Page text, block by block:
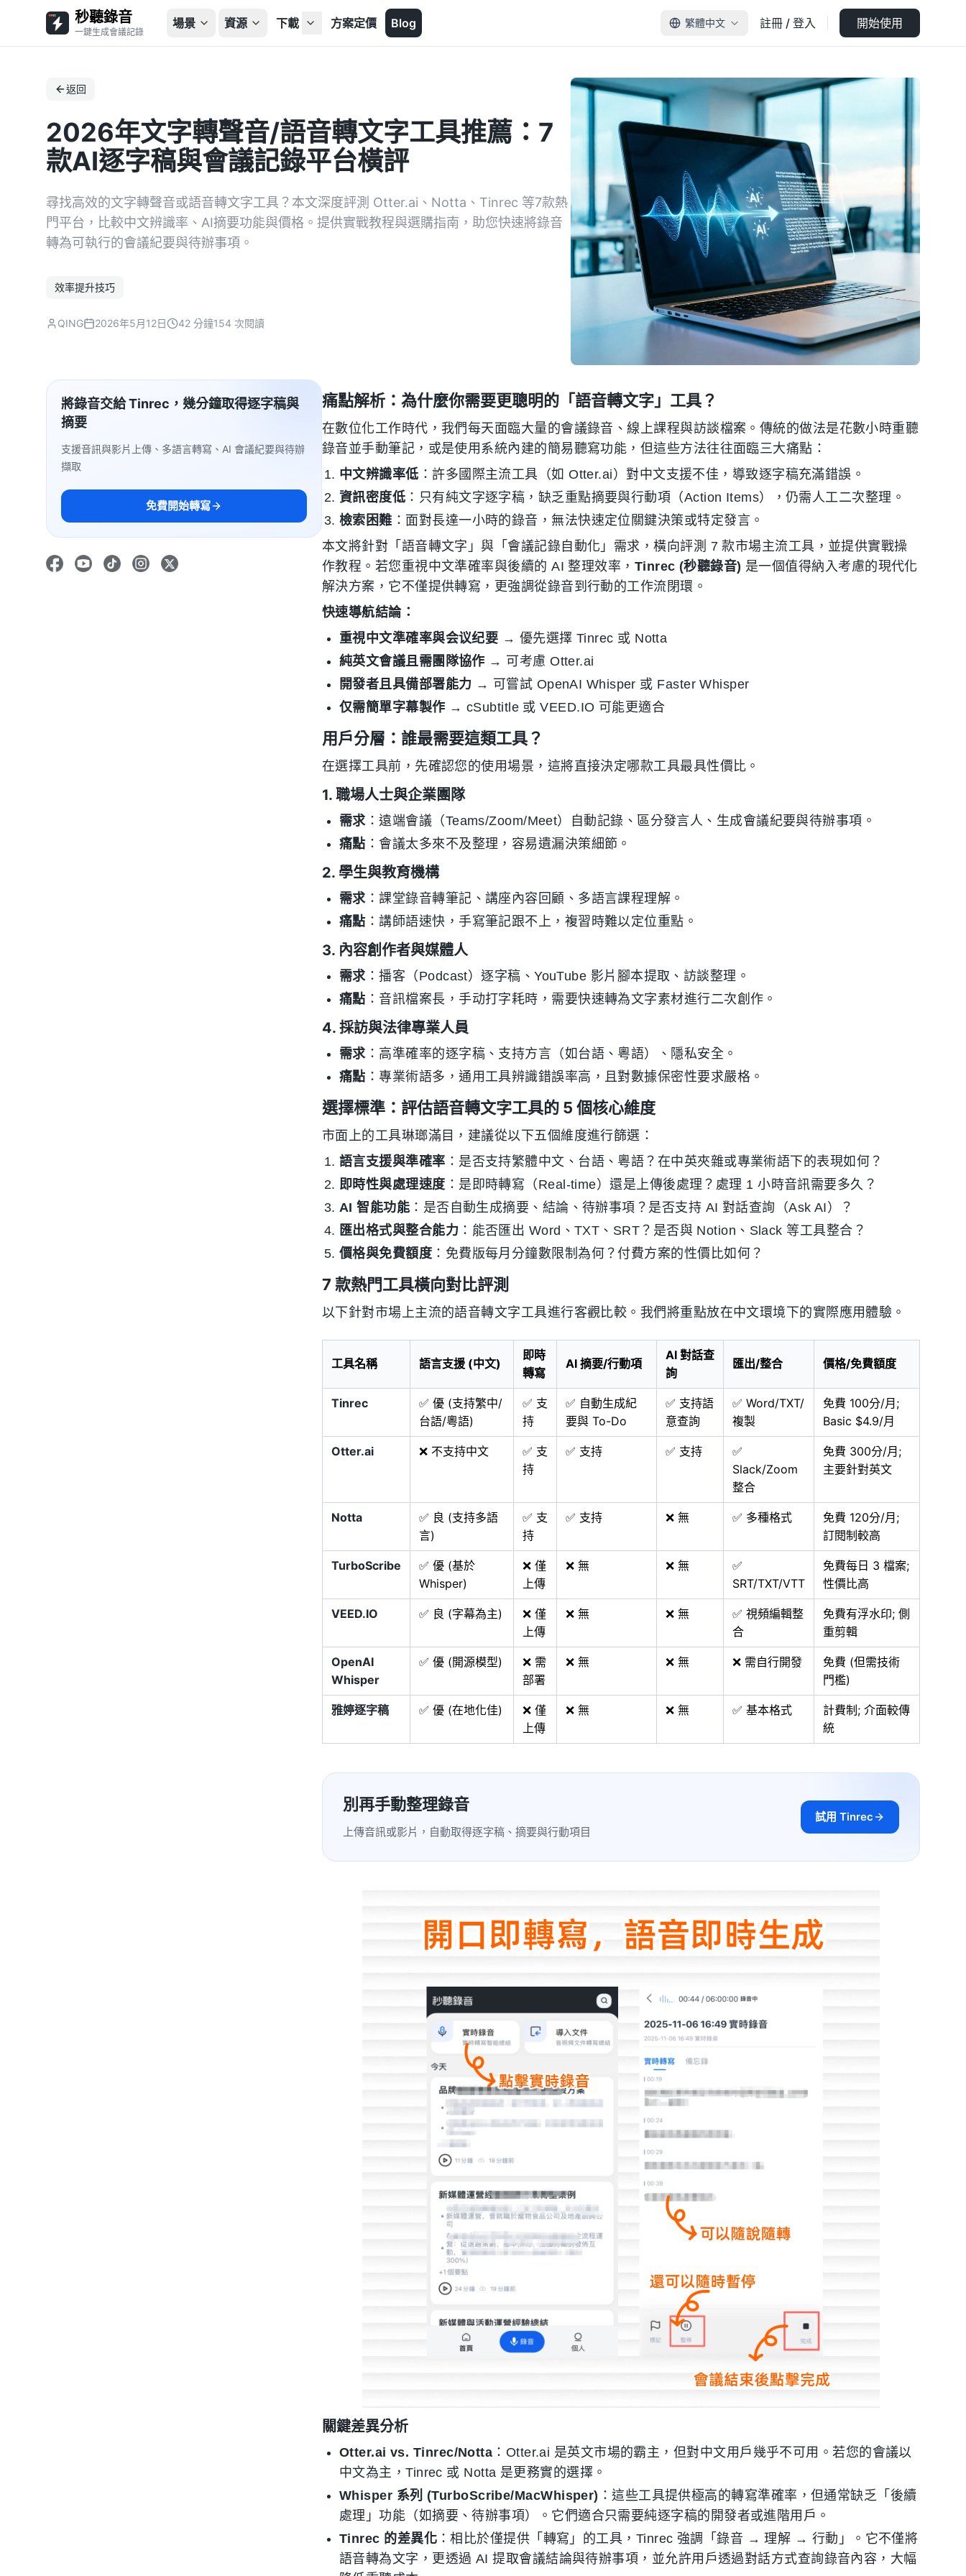
秒聽錄音
一鍵生成會議記錄
場景 資源 下載 方案定價 Blog 繁體中文 註冊 / 登入 開始使用
返回
2026年文字轉聲音/語音轉文字工具推薦：7
款AI逐字稿與會議記錄平台橫評
尋找高效的文字轉聲音或語音轉文字工具？本文深度評測 Otter.ai、Notta、Tinrec 等7款熱
門平台，比較中文辨識率、AI摘要功能與價格。提供實戰教程與選購指南，助您快速將錄音
轉為可執行的會議紀要與待辦事項。
效率提升技巧
QING 2026年5月12日 42 分鐘154 次閱讀
將錄音交給 Tinrec，幾分鐘取得逐字稿與
摘要
支援音訊與影片上傳、多語言轉寫、AI 會議紀要與待辦
擷取
免費開始轉寫
痛點解析：為什麼你需要更聰明的「語音轉文字」工具？
在數位化工作時代，我們每天面臨大量的會議錄音、線上課程與訪談檔案。傳統的做法是花數小時重聽
錄音並手動筆記，或是使用系統內建的簡易聽寫功能，但這些方法往往面臨三大痛點：
中文辨識率低 ：許多國際主流工具（如 Otter.ai）對中文支援不佳，導致逐字稿充滿錯誤。
資訊密度低 ：只有純文字逐字稿，缺乏重點摘要與行動項（Action Items），仍需人工二次整理。
檢索困難 ：面對長達一小時的錄音，無法快速定位關鍵決策或特定發言。
本文將針對「語音轉文字」與「會議記錄自動化」需求，橫向評測 7 款市場主流工具，並提供實戰操
作教程。若您重視中文準確率與後續的 AI 整理效率， Tinrec (秒聽錄音) 是一個值得納入考慮的現代化
解決方案，它不僅提供轉寫，更強調從錄音到行動的工作流閉環。
快速導航結論：
重視中文準確率與会议纪要 → 優先選擇 Tinrec 或 Notta
純英文會議且需團隊協作 → 可考慮 Otter.ai
開發者且具備部署能力 → 可嘗試 OpenAI Whisper 或 Faster Whisper
仅需簡單字幕製作 → cSubtitle 或 VEED.IO 可能更適合
用戶分層：誰最需要這類工具？
在選擇工具前，先確認您的使用場景，這將直接決定哪款工具最具性價比。
1. 職場人士與企業團隊
需求：遠端會議（Teams/Zoom/Meet）自動記錄、區分發言人、生成會議紀要與待辦事項。
痛點 ：會議太多來不及整理，容易遺漏決策細節。
2. 學生與教育機構
需求：課堂錄音轉筆記、講座內容回顧、多語言課程理解。
痛點 ：講師語速快，手寫筆記跟不上，複習時難以定位重點。
3. 內容創作者與媒體人
需求：播客（Podcast）逐字稿、YouTube 影片腳本提取、訪談整理。
痛點 ：音訊檔案長，手动打字耗時，需要快速轉為文字素材進行二次創作。
4. 採訪與法律專業人員
需求：高準確率的逐字稿、支持方言（如台語、粵語）、隱私安全。
痛點 ：專業術語多，通用工具辨識錯誤率高，且對數據保密性要求嚴格。
選擇標準：評估語音轉文字工具的 5 個核心維度
市面上的工具琳瑯滿目，建議從以下五個維度進行篩選：
語言支援與準確率 ：是否支持繁體中文、台語、粵語？在中英夾雜或專業術語下的表現如何？
即時性與處理速度 ：是即時轉寫（Real-time）還是上傳後處理？處理 1 小時音訊需要多久？
AI 智能功能 ：是否自動生成摘要、結論、待辦事項？是否支持 AI 對話查詢（Ask AI）？
匯出格式與整合能力 ：能否匯出 Word、TXT、SRT？是否與 Notion、Slack 等工具整合？
價格與免費額度 ：免費版每月分鐘數限制為何？付費方案的性價比如何？
7 款熱門工具橫向對比評測
以下針對市場上主流的語音轉文字工具進行客觀比較。我們將重點放在中文環境下的實際應用體驗。
工具名稱 語言支援 (中文)
即時
轉寫
AI 摘要/行動項
AI 對話查
詢
匯出/整合 價格/免費額度
Tinrec
✅ 優 (支持繁中/
台語/粵語)
✅ 支
持
✅ 自動生成紀
要與 To-Do
✅ 支持語
意查詢
✅ Word/TXT/
複製
免費 100分/月;
Basic $4.9/月
Otter.ai ❌ 不支持中文
✅ 支
持
✅ 支持 ✅ 支持
✅
Slack/Zoom
整合
免費 300分/月;
主要針對英文
Notta
✅ 良 (支持多語
言)
✅ 支
持
✅ 支持 ❌ 無 ✅ 多種格式
免費 120分/月;
訂閱制較高
TurboScribe
✅ 優 (基於
Whisper)
❌ 僅
上傳
❌ 無 ❌ 無
✅
SRT/TXT/VTT
免費每日 3 檔案;
性價比高
VEED.IO ✅ 良 (字幕為主)
❌ 僅
上傳
❌ 無 ❌ 無
✅ 視頻編輯整
合
免費有浮水印; 側
重剪輯
OpenAI
Whisper
✅ 優 (開源模型)
❌ 需
部署
❌ 無 ❌ 無 ❌ 需自行開發
免費 (但需技術
門檻)
雅婷逐字稿 ✅ 優 (在地化佳)
❌ 僅
上傳
❌ 無 ❌ 無 ✅ 基本格式
計費制; 介面較傳
統
別再手動整理錄音
上傳音訊或影片，自動取得逐字稿、摘要與行動項目
試用 Tinrec
關鍵差異分析
Otter.ai vs. Tinrec/Notta ：Otter.ai 是英文市場的霸主，但對中文用戶幾乎不可用。若您的會議以
中文為主，Tinrec 或 Notta 是更務實的選擇。
Whisper 系列 (TurboScribe/MacWhisper) ：這些工具提供極高的轉寫準確率，但通常缺乏「後續
處理」功能（如摘要、待辦事項）。它們適合只需要純逐字稿的開發者或進階用戶。
Tinrec 的差異化：相比於僅提供「轉寫」的工具，Tinrec 強調「錄音 → 理解 → 行動」。它不僅將
語音轉為文字，更透過 AI 提取會議結論與待辦事項，並允許用戶透過對話方式查詢錄音內容，大幅